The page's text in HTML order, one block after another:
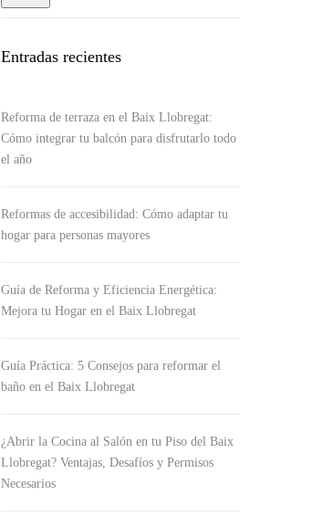
Entradas recientes
Reforma de terraza en el Baix Llobregat:
Cómo integrar tu balcón para disfrutarlo todo
el año
Reformas de accesibilidad: Cómo adaptar tu
hogar para personas mayores
Guía de Reforma y Eficiencia Energética:
Mejora tu Hogar en el Baix Llobregat
Guía Práctica: 5 Consejos para reformar el
baño en el Baix Llobregat
¿Abrir la Cocina al Salón en tu Piso del Baix
Llobregat? Ventajas, Desafíos y Permisos
Necesarios